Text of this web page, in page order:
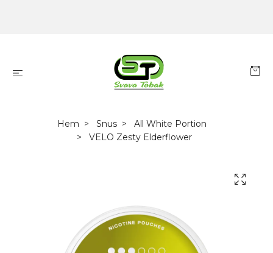
Hem Snus
All White Portion
VELO Zesty Elderflower